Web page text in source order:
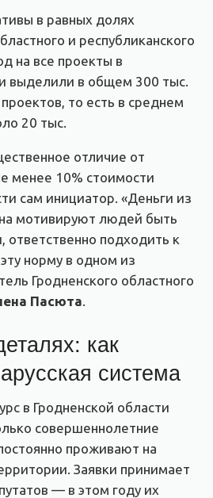
в равных долях
и республиканского
на все проекты в
выделили в общем 300 тыс.
то есть в среднем
20 тыс.
отличие от
менее 10% стоимости
сам инициатор. «Деньги из
мотивируют людей быть
ответственно подходить к
норму в одном из
Гродненского областного
Пасюта
как
система
в Гродненской области
совершеннолетние
проживают на
Заявки принимает
— в этом году их